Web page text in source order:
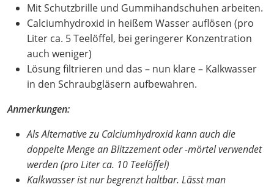
Mit Schutzbrille und Gummihandschuhen arbeiten.
Calciumhydroxid in heißem Wasser auflösen (pro
Liter ca. 5 Teelöffel, bei geringerer Konzentration
auch weniger)
Lösung filtrieren und das – nun klare – Kalkwasser
in den Schraubgläsern aufbewahren.
Anmerkungen:
Als Alternative zu Calciumhydroxid kann auch die
doppelte Menge an Blitzzement oder -mörtel verwendet
werden (pro Liter ca. 10 Teelöffel)
Kalkwasser ist nur begrenzt haltbar. Lässt man